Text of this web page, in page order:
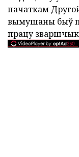
пачаткам
вымушаны быў
працу